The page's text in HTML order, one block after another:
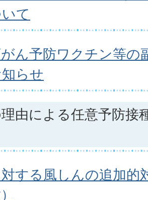
て
ん予防ワクチン等の
らせ
由による任意予防接
する風しんの追加的